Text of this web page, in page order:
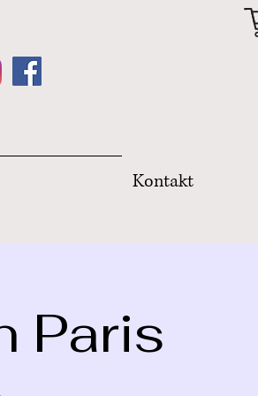
Kontakt
Paris